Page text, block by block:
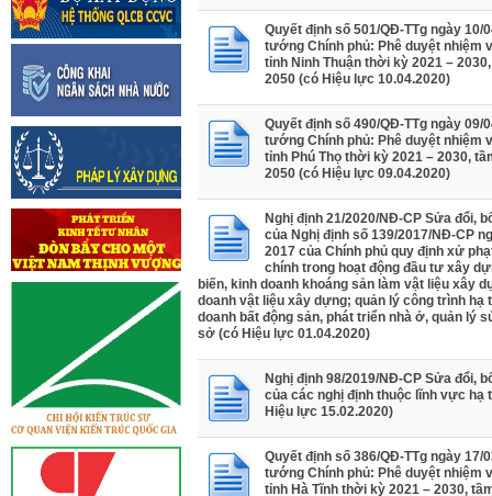
Quyết định số 501/QĐ-TTg ngày 10/
tướng Chính phủ: Phê duyệt nhiệm
tỉnh Ninh Thuận thời kỳ 2021 –
2050 (có Hiệu lực 10.04.2020)
Quyết định số 490/QĐ-TTg ngày 09/
tướng Chính phủ: Phê duyệt nhiệm
tỉnh Phú Thọ thời kỳ 2021 – 2030,
2050 (có Hiệu lực 09.04.2020)
Nghị định 21/2020/NĐ-CP Sửa đổi,
của Nghị định số 139/2017/NĐ-CP
2017 của Chính phủ quy định xử
chính trong hoạt động đầu tư xây
biến, kinh doanh khoáng sản làm vật liệu xây
doanh vật liệu xây dựng; quản lý công trình hạ
doanh bất động sản, phát triển nhà ở, quản lý
sở (có Hiệu lực 01.04.2020)
Nghị định 98/2019/NĐ-CP Sửa đổi,
của các nghị định thuộc lĩnh vực hạ
Hiệu lực 15.02.2020)
Quyết định số 386/QĐ-TTg ngày 17/
tướng Chính phủ: Phê duyệt nhiệm
tỉnh Hà Tĩnh thời kỳ 2021 – 2030,